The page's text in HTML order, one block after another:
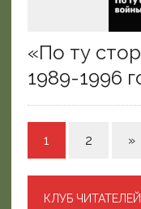
«По ту
1989-1996
1 2 »
КЛУБ ЧИТАТЕЛЕЙ